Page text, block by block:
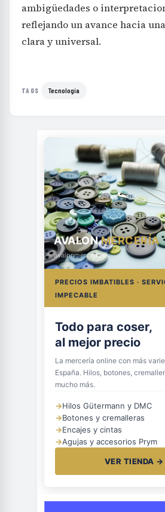
ambigüedades o
reflejando un avance hacia
clara y universal.
TAGS Tecnología
AVALONMERCERÍA
avalonmerceria.es
PRECIOS IMBATIBLES ·
IMPECABLE
Todo para coser,
al mejor precio
La mercería online con más
España. Hilos, botones,
mucho más.
→Hilos Gütermann y DMC
→Botones y cremalleras
→Encajes y cintas
→Agujas y accesorios Prym
VER TIENDA →